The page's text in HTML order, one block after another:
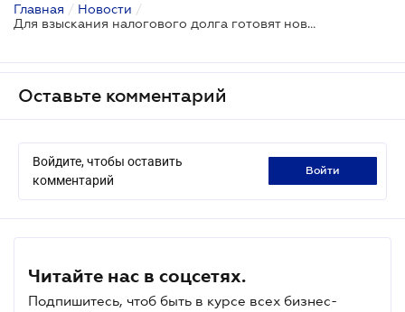
Главная / Новости /
Для взыскания налогового долга готовят новые инструменты
Оставьте комментарий
Войдите, чтобы оставить
комментарий
войти
Читайте нас в соцсетях.
Подпишитесь, чтоб быть в курсе всех бизнес-